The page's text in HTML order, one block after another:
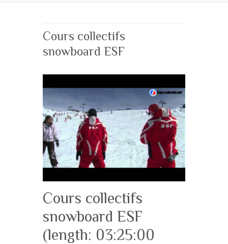
Cours collectifs
snowboard ESF
Cours collectifs
snowboard ESF
(length: 03:25:00